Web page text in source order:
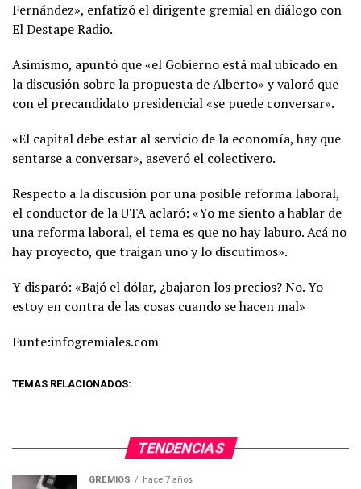
Fernández», enfatizó el dirigente gremial en diálogo con
El Destape Radio.
Asimismo, apuntó que «el Gobierno está mal ubicado en
la discusión sobre la propuesta de Alberto» y valoró que
con el precandidato presidencial «se puede conversar».
«El capital debe estar al servicio de la economía, hay que
sentarse a conversar», aseveró el colectivero.
Respecto a la discusión por una posible reforma laboral,
el conductor de la UTA aclaró: «Yo me siento a hablar de
una reforma laboral, el tema es que no hay laburo. Acá no
hay proyecto, que traigan uno y lo discutimos».
Y disparó: «Bajó el dólar, ¿bajaron los precios? No. Yo
estoy en contra de las cosas cuando se hacen mal»
Funte:infogremiales.com
TEMAS RELACIONADOS:
TENDENCIAS
GREMIOS hace 7 años